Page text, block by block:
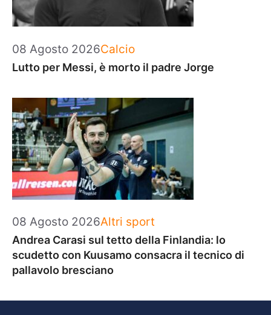
08 Agosto 2026Categorie
Calcio
Lutto per Messi, è morto il padre Jorge
08 Agosto 2026Categorie
Altri sport
Andrea Carasi sul tetto della Finlandia: lo
scudetto con Kuusamo consacra il tecnico di
pallavolo bresciano